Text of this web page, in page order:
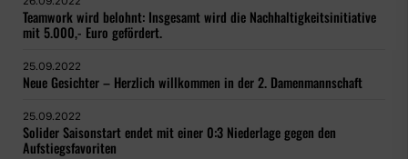
Teamwork wird belohnt: Insgesamt wird die Nachhaltigkeitsinitiative
mit 5.000,- Euro gefördert.
25.09.2022
Neue Gesichter – Herzlich willkommen in der 2. Damenmannschaft
25.09.2022
Solider Saisonstart endet mit einer 0:3 Niederlage gegen den
Aufstiegsfavoriten